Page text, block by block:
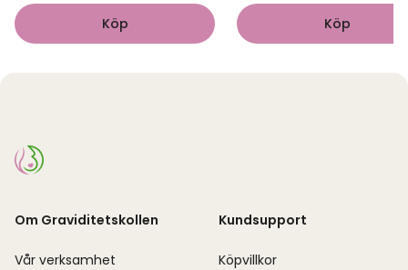
Köp Köp
Om Graviditetskollen
Vår verksamhet
Kundsupport
Köpvillkor